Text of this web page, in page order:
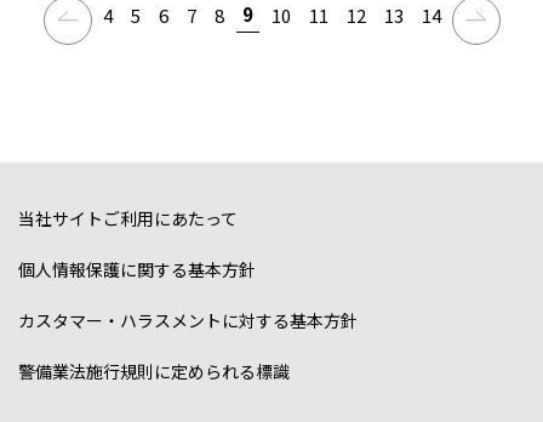
4 5 6 7 8 9 10 11 12 13 14
当社サイトご利用にあたって
個人情報保護に関する基本方針
カスタマー・ハラスメントに対する基本方針
警備業法施行規則に定められる標識